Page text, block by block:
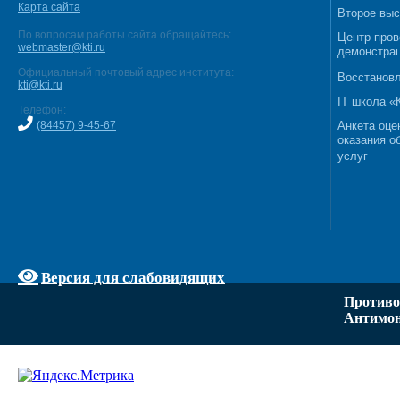
Карта сайта
По вопросам работы сайта обращайтесь:
webmaster@kti.ru
Официальный почтовый адрес института:
kti@kti.ru
Телефон:
(84457) 9-45-67
Версия для слабовидящих
Второе
Центр
IT школа
Анкета
оказания
услуг